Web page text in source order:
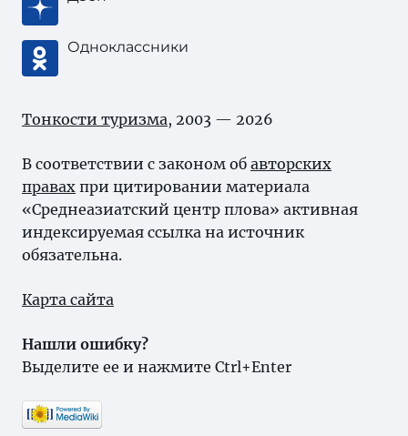
Одноклассники
Тонкости туризма, 2003 — 2026
В соответствии с законом об авторских
правах при цитировании материала
«Среднеазиатский центр плова» активная
индексируемая ссылка на источник
обязательна.
Карта сайта
Нашли ошибку?
Выделите ее и нажмите Ctrl+Enter